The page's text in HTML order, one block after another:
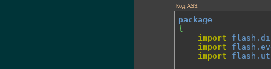
Код AS3:
package
{
import
import
import